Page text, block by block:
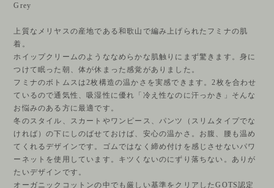
Grey
上質なメリヤスの産地である和歌山で編み上げられたフミナの肌
着。
ホイップクリームのようななめらかな肌触りにまず驚きます。身に
つけて眠った朝、体が休まった感覚がありました。
フミナのボトムスは2枚構造の温かさを実感できます。2枚を合わせ
ているので通気性、吸湿性に優れ「冷え性なのに汗っかき」そんな
お悩みのある方に最適です。
冬のスタイル、スカートやワンピース、パンツ（スリムタイプでな
ければ）の下にしのばせておけば、安心の温かさ。お腹、腰も温め
てくれるデザインです。ゴムではなく締め付けを感じさせないパワ
ーネットを使用しています。キツくないのにずり落ちない。ありが
たいデザインです。
オーガニックコットンの中でも厳しい基準をクリアしたGOTS認定